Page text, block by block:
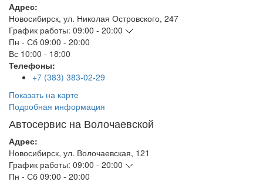
Адрес:
Новосибирск, ул. Николая Островского, 247
График работы: 09:00 - 20:00
Пн - Сб 09:00 - 20:00
Вс 10:00 - 18:00
Телефоны:
+7 (383) 383-02-29
Показать на карте
Подробная информация
Автосервис на Волочаевской
Адрес:
Новосибирск, ул. Волочаевская, 121
График работы: 09:00 - 20:00
Пн - Сб 09:00 - 20:00